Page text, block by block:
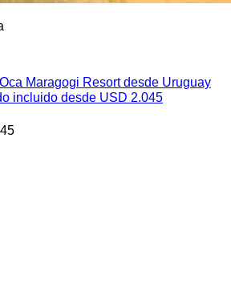
Maragogi Resort desde Uruguay
incluido desde USD 2.045